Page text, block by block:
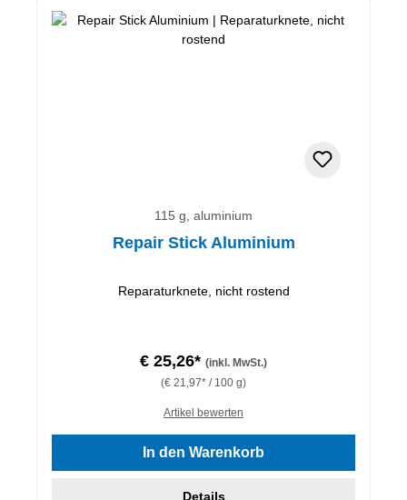
115 g, aluminium
Repair Stick Aluminium
Reparaturknete, nicht rostend
€ 25,26* (inkl. MwSt.)
(€ 21,97* / 100 g)
Artikel bewerten
In den Warenkorb
Details